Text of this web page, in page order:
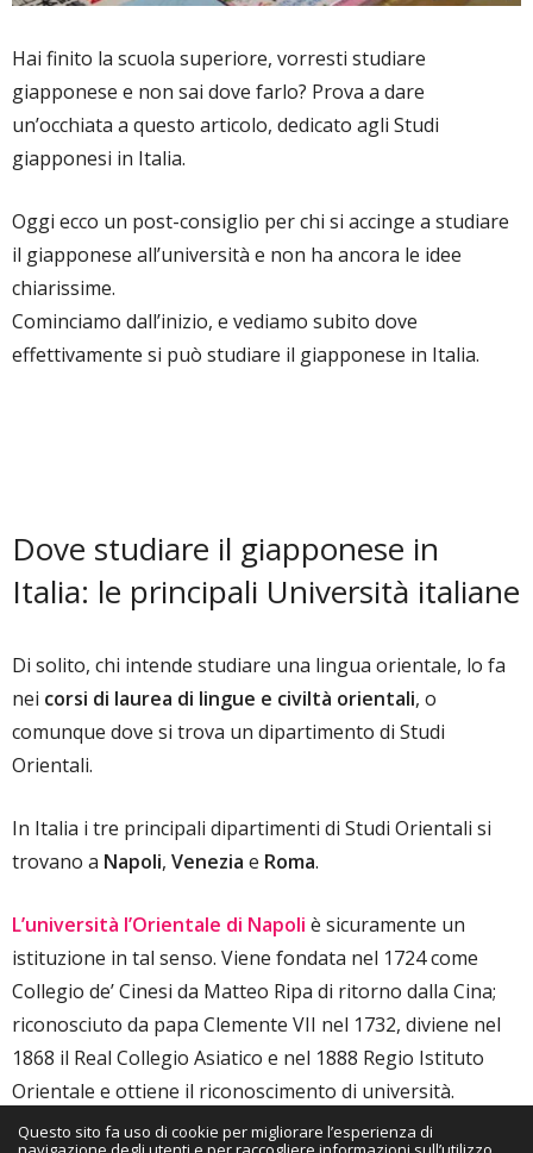
Hai finito la scuola superiore, vorresti studiare
giapponese e non sai dove farlo? Prova a dare
un’occhiata a questo articolo, dedicato agli Studi
giapponesi in Italia.
Oggi ecco un post-consiglio per chi si accinge a studiare
il giapponese all’università e non ha ancora le idee
chiarissime.
Cominciamo dall’inizio, e vediamo subito dove
effettivamente si può studiare il giapponese in Italia.
Dove studiare il giapponese in
Italia: le principali Università italiane
Di solito, chi intende studiare una lingua orientale, lo fa
nei corsi di laurea di lingue e civiltà orientali, o
comunque dove si trova un dipartimento di Studi
Orientali.
In Italia i tre principali dipartimenti di Studi Orientali si
trovano a Napoli, Venezia e Roma.
L’università l’Orientale di Napoli è sicuramente un
istituzione in tal senso. Viene fondata nel 1724 come
Collegio de’ Cinesi da Matteo Ripa di ritorno dalla Cina;
riconosciuto da papa Clemente VII nel 1732, diviene nel
1868 il Real Collegio Asiatico e nel 1888 Regio Istituto
Orientale e ottiene il riconoscimento di università.
L’insegnamento della lingua giapponese è inserito nello
Questo sito fa uso di cookie per migliorare l’esperienza di